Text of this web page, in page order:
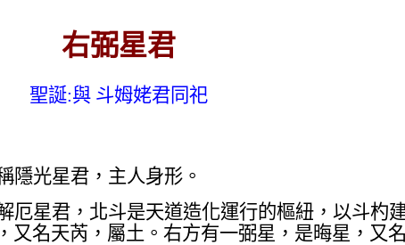
右弼星君
聖誕:與 斗姆姥君同祀
隱光星君，主人身形。
星君，北斗是天道造化運行的樞紐，以斗杓
又名天芮，屬土。右方有一弼星，是晦星，又